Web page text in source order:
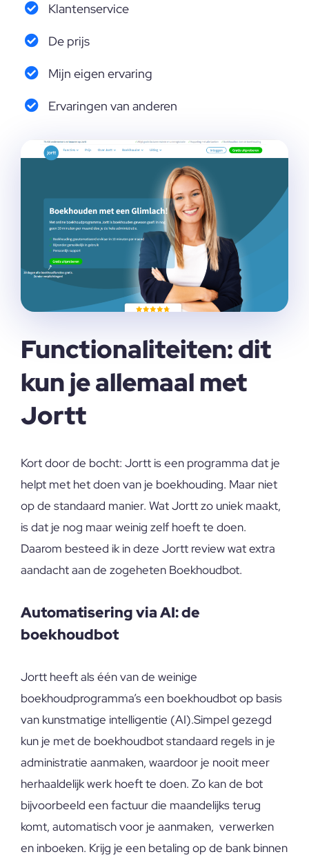
Klantenservice
De prijs
Mijn eigen ervaring
Ervaringen van anderen
Functionaliteiten: dit
kun je allemaal met
Jortt
Kort door de bocht: Jortt is een programma dat je
helpt met het doen van je boekhouding. Maar niet
op de standaard manier. Wat Jortt zo uniek maakt,
is dat je nog maar weinig zelf hoeft te doen.
Daarom besteed ik in deze Jortt review wat extra
aandacht aan de zogeheten Boekhoudbot.
Automatisering via AI: de
boekhoudbot
Jortt heeft als één van de weinige
boekhoudprogramma’s een boekhoudbot op basis
van kunstmatige intelligentie (AI).Simpel gezegd
kun je met de boekhoudbot standaard regels in je
administratie aanmaken, waardoor je nooit meer
herhaaldelijk werk hoeft te doen. Zo kan de bot
bijvoorbeeld een factuur die maandelijks terug
komt, automatisch voor je aanmaken, verwerken
en inboeken. Krijg je een betaling op de bank binnen